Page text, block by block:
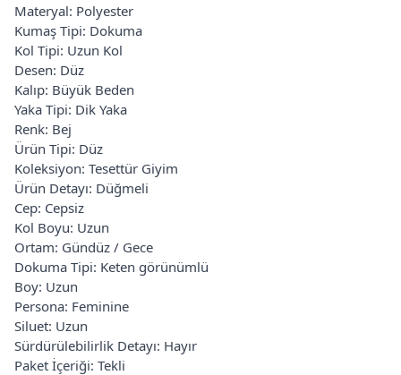
Materyal: Polyester
Kumaş Tipi: Dokuma
Kol Tipi: Uzun Kol
Desen: Düz
Kalıp: Büyük Beden
Yaka Tipi: Dik Yaka
Renk: Bej
Ürün Tipi: Düz
Koleksiyon: Tesettür Giyim
Ürün Detayı: Düğmeli
Cep: Cepsiz
Kol Boyu: Uzun
Ortam: Gündüz / Gece
Dokuma Tipi: Keten görünümlü
Boy: Uzun
Persona: Feminine
Siluet: Uzun
Sürdürülebilirlik Detayı: Hayır
Paket İçeriği: Tekli